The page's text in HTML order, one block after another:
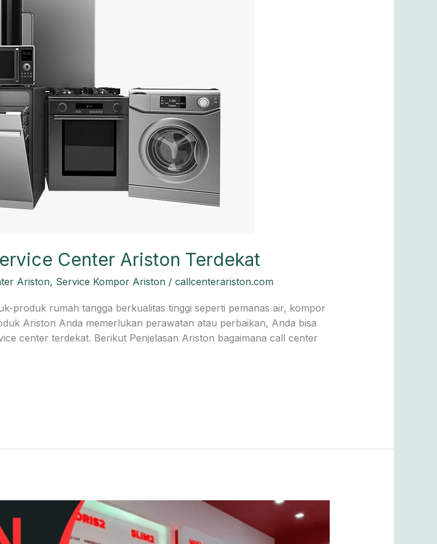
Center Ariston Terdekat
Ariston, Service Kompor Ariston/ callcenterariston.com
produk rumah tangga berkualitas tinggi seperti pemanas air, kompor
Ariston Anda memerlukan perawatan atau perbaikan, Anda bisa
center terdekat. Berikut Penjelasan Ariston bagaimana call center